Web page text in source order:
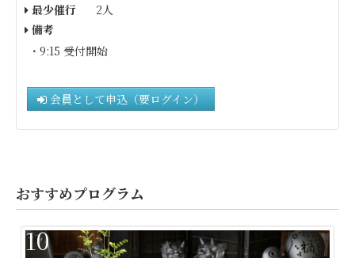
最少催行
2人
備考
・9:15 受付開始
会員として申込（要ログイン）
おすすめプログラム
10